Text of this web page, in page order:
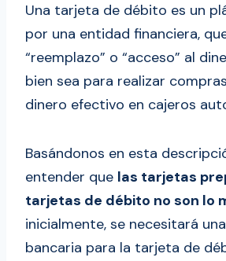
Una tarjeta de débito es un
por una entidad financiera,
“reemplazo” o “acceso” al
bien sea para realizar
dinero efectivo en cajeros
Basándonos en esta
entender que las tarjetas
tarjetas de débito no son lo
inicialmente, se necesitará
bancaria para la tarjeta de